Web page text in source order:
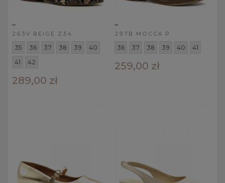
263V BEIGE Z34
35 36 37 38 39
40
41
42
289,00 zł
297B MOCCA P
36 37 38 39 40 41
259,00 zł